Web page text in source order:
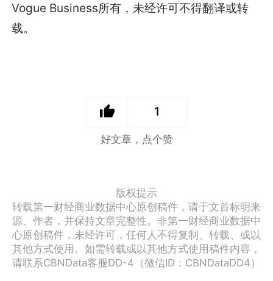
Vogue Business所有，未经许可不得翻译或转
载。
1
好文章，点个赞
版权提示
转载第一财经商业数据中心原创稿件，请于文首标明来
源、作者，并保持文章完整性。非第一财经商业数据中
心原创稿件，未经许可，任何人不得复制、转载、或以
其他方式使用。如需转载或以其他方式使用稿件内容，
请联系CBNData客服DD-4（微信ID：CBNDataDD4）